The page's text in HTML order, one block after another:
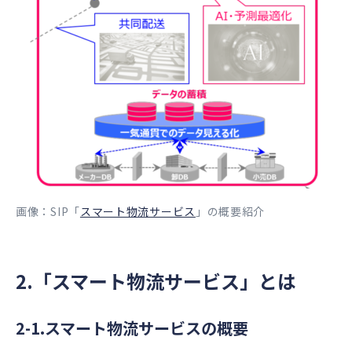
画像：SIP「スマート物流サービス 」の概要紹介
2.「スマート物流サービス」とは
2-1.スマート物流サービスの概要